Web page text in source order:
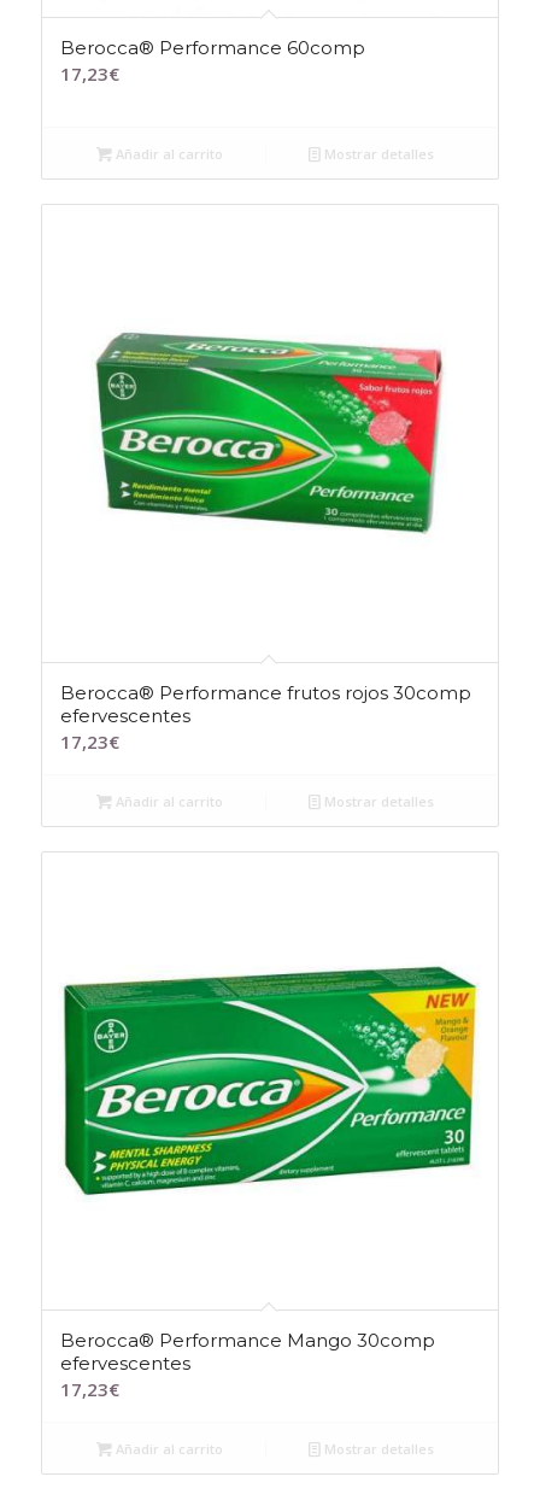
Berocca® Performance 60comp
17,23€
Añadir al carrito Mostrar detalles
Berocca® Performance frutos rojos 30comp
efervescentes
17,23€
Añadir al carrito Mostrar detalles
Berocca® Performance Mango 30comp
efervescentes
17,23€
Añadir al carrito Mostrar detalles